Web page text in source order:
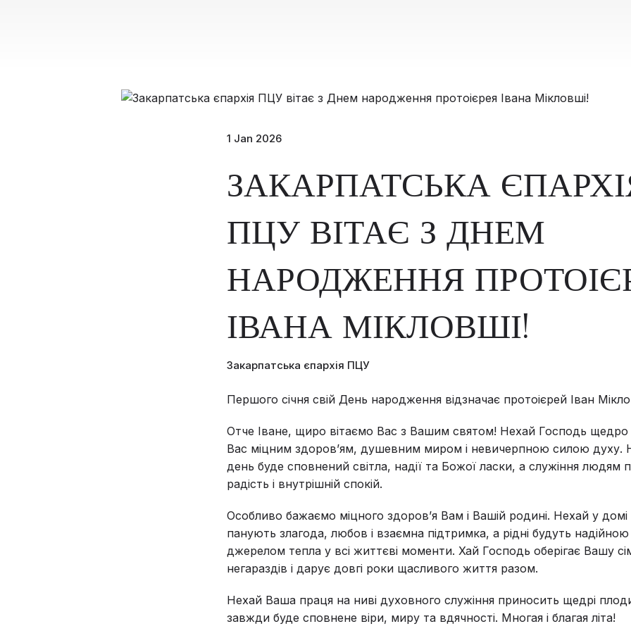
1 Jan 2026
ЗАКАРПАТСЬКА
ПЦУ ВІТАЄ З ДНЕМ
НАРОДЖЕННЯ
ІВАНА МІКЛОВШІ!
Закарпатська єпархія ПЦУ
Першого січня свій День народження відзначає протоієрей Іван
Отче Іване, щиро вітаємо Вас з Вашим святом! Нехай Господь щедро
Вас міцним здоров’ям, душевним миром і невичерпною силою духу.
день буде сповнений світла, надії та Божої ласки, а служіння людям
радість і внутрішній спокій.
Особливо бажаємо міцного здоров’я Вам і Вашій родині. Нехай у
панують злагода, любов і взаємна підтримка, а рідні будуть
джерелом тепла у всі життєві моменти. Хай Господь оберігає Вашу
негараздів і дарує довгі роки щасливого життя разом.
Нехай Ваша праця на ниві духовного служіння приносить щедрі
завжди буде сповнене віри, миру та вдячності. Многая і благая літа!